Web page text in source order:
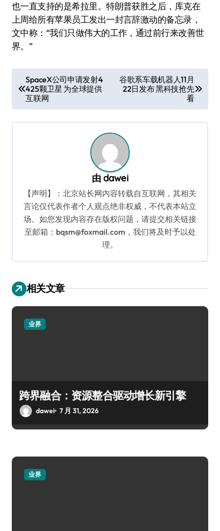
也一直支持的是希拉里。特朗普获胜之后，库克在
上周给所有苹果员工发出一封言辞激动的备忘录，
文中称：“我们只做伟大的工作，通过前行来改善世
界。”
章
导
航
SpaceX公司申请发射4
425颗卫星 为全球提供
互联网
谷歌系车载机器人11月
22日发布 黑科技抢先
看
由 dawei
【声明】：北京站长网内容转载自互联网，其相关
言论仅代表作者个人观点绝非权威，不代表本站立
场。如您发现内容存在版权问题，请提交相关链接
至邮箱：bqsm@foxmail.com，我们将及时予以处
理。
相关文章
业界
跨界融合：资源整合驱动增长新引擎
dawei 7 月 31, 2026
业界